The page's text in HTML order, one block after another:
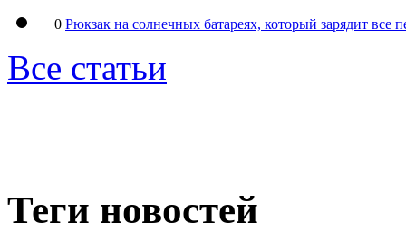
0 Рюкзак на солнечных батареях, который зарядит все
Все статьи
Теги новостей